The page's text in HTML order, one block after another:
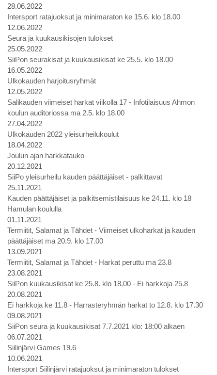
28.06.2022
Intersport ratajuoksut ja minimaraton ke 15.6. klo 18.00
12.06.2022
Seura ja kuukausikisojen tulokset
25.05.2022
SiiPon seurakisat ja kuukausikisat ke 25.5. klo 18.00
16.05.2022
Ulkokauden harjoitusryhmät
12.05.2022
Salikauden viimeiset harkat viikolla 17 - Infotilaisuus Ahmon
koulun auditoriossa ma 2.5. klo 18.00
27.04.2022
Ulkokauden 2022 yleisurheilukoulut
18.04.2022
Joulun ajan harkkatauko
20.12.2021
SiiPo yleisurheilu kauden päättäjäiset - palkittavat
25.11.2021
Kauden päättäjäiset ja palkitsemistilaisuus ke 24.11. klo 18
Hamulan koululla
01.11.2021
Termiitit, Salamat ja Tähdet - Viimeiset ulkoharkat ja kauden
päättäjäiset ma 20.9. klo 17.00
13.09.2021
Termiitit, Salamat ja Tähdet - Harkat peruttu ma 23.8
23.08.2021
SiiPon kuukausikisat ke 25.8. klo 18.00 - Ei harkkoja 25.8
20.08.2021
Ei harkkoja ke 11.8 - Harrasteryhmän harkat to 12.8. klo 17.30
09.08.2021
SiiPon seura ja kuukausikisat 7.7.2021 klo: 18:00 alkaen
06.07.2021
Siilinjärvi Games 19.6
10.06.2021
Intersport Siilinjärvi ratajuoksut ja minimaraton tulokset